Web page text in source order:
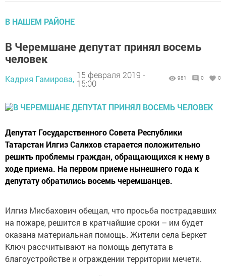
В НАШЕМ РАЙОНЕ
В Черемшане депутат принял восемь
человек
Кадрия Гамирова, 15 февраля 2019 -
15:00
981 0 0
Депутат Государственного Совета Республики
Татарстан Илгиз Салихов старается положительно
решить проблемы граждан, обращающихся к нему в
ходе приема. На первом приеме нынешнего года к
депутату обратились восемь черемшанцев.
Илгиз Мисбахович обещал, что просьба пострадавших
на пожаре, решится в кратчайшие сроки – им будет
оказана материальная помощь. Жители села Беркет
Ключ рассчитывают на помощь депутата в
благоустройстве и ограждении территории мечети.